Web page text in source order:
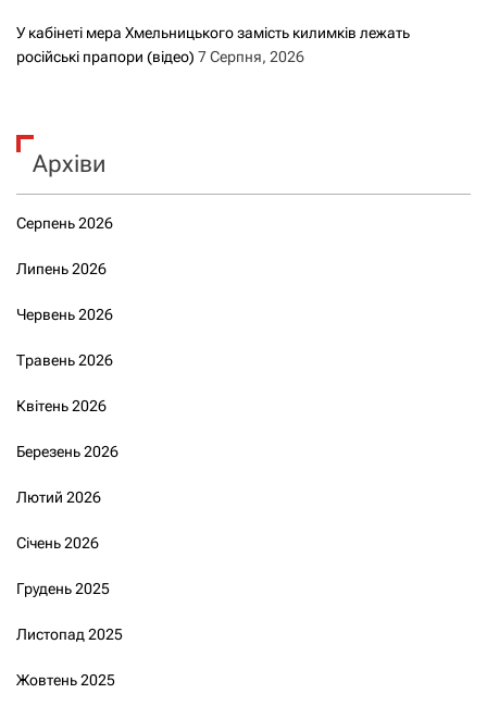
У кабінеті мера Хмельницького замість килимків лежать
російські прапори (відео) 7 Серпня, 2026
Архіви
Серпень 2026
Липень 2026
Червень 2026
Травень 2026
Квітень 2026
Березень 2026
Лютий 2026
Січень 2026
Грудень 2025
Листопад 2025
Жовтень 2025